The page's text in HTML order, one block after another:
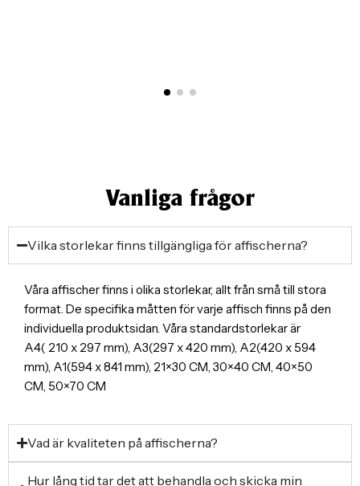
Vanliga frågor
Vilka storlekar finns tillgängliga för affischerna?
Våra affischer finns i olika storlekar, allt från små till stora
format. De specifika måtten för varje affisch finns på den
individuella produktsidan. Våra standardstorlekar är
A4( 210 x 297 mm), A3(297 x 420 mm), A2(420 x 594
mm), A1(594 x 841 mm), 21×30 CM, 30×40 CM, 40×50
CM, 50×70 CM
Vad är kvaliteten på affischerna?
Hur lång tid tar det att behandla och skicka min